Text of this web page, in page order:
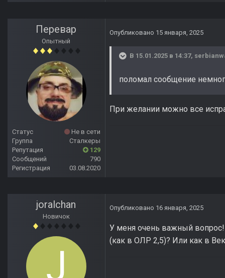
Перевар
Опытный
Статус
Не в сети
Группа
Сталкеры
Репутация
129
Сообщений
790
Регистрация
03.08.2020
Опубликовано 15 января, 2025
В 15.01.2025 в 14:37,
поломал сообщение
При желании можно все
joralchan
Новичок
Опубликовано 16 января, 2025
У меня очень важный вопрос!
(как в ОЛР 2,5)? Или как в